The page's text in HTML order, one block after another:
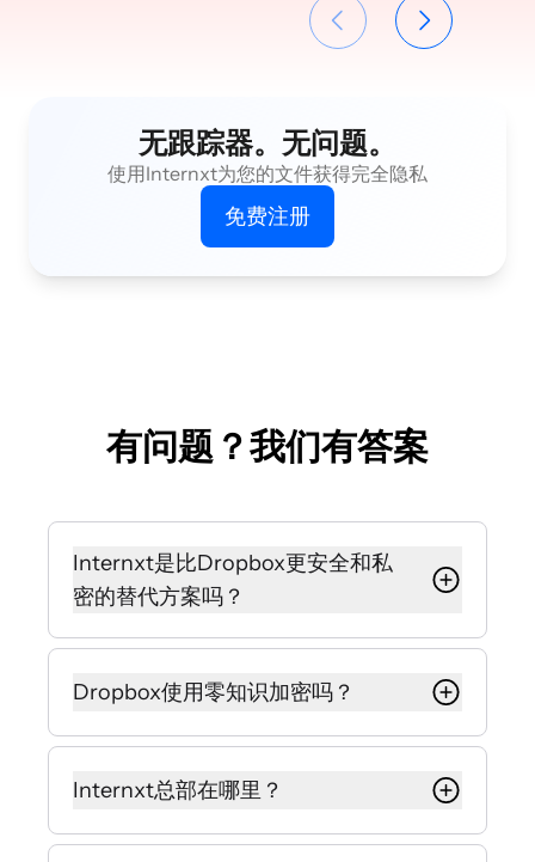
无跟踪器。无问题。
使用Internxt为您的文件获得完全隐私
免费注册
有问题？我们有答案
Internxt是比Dropbox更安全和私
密的替代方案吗？
是的，Internxt被设计为比Dropbox更
安全和私密的替代方案。由于零知识
和后量子加密，只有您可以访问和解
密您的文件。
与Dropbox不同，Internxt不扫描、跟
踪或出售您的数据，确保所有信息的
完全隐私。
Dropbox使用零知识加密吗？
不，Dropbox不提供零知识加密。这
意味着Dropbox员工或第三方可能可
以访问您存储的文件。
Internxt保证没有人，甚至我们的团
Internxt总部在哪里？
Internxt总部位于西班牙瓦伦西亚，符